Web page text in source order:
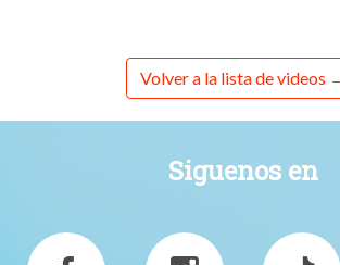
Lavandería en los Teatros Luchana
Volver a la lista de videos
Siguenos en